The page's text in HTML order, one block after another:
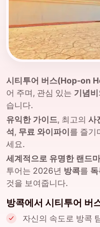
시티투어 버스(Hop-on
어 주며, 관심 있는 기념비
습니다.
유익한 가이드, 최고의 사
석, 무료 와이파이를 즐기
세요.
세계적으로 유명한 랜드
투어는 2026년 방콕를
것을 보여줍니다.
방콕에서 시티투어 버
자신의 속도로 방콕